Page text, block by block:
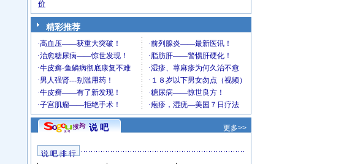
价
精彩推荐
说 吧 更多>>
说 吧 排 行